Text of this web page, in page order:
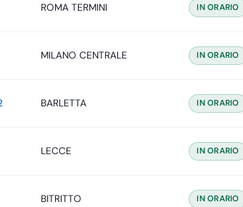
ROMA TERMINI IN ORARIO
MILANO CENTRALE IN ORARIO
BARLETTA IN ORARIO
LECCE IN ORARIO
BITRITTO IN ORARIO